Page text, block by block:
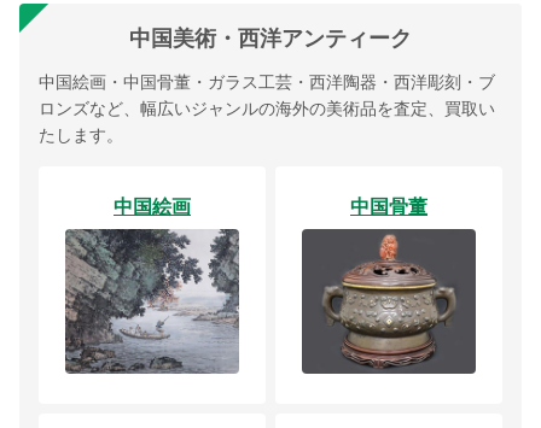
中国美術・西洋アンティーク
中国絵画・中国骨董・ガラス工芸・西洋陶器・西洋彫刻・ブ
ロンズなど、幅広いジャンルの海外の美術品を査定、買取い
たします。
中国絵画 中国骨董